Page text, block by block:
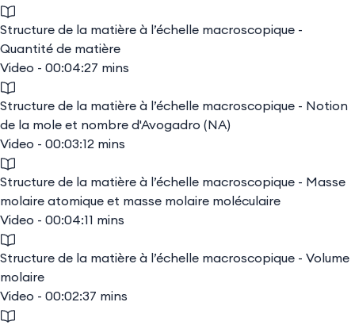
Structure de la matière à l’échelle macroscopique -
Quantité de matière
Video - 00:04:27 mins
Structure de la matière à l’échelle macroscopique - Notion
de la mole et nombre d'Avogadro (NA)
Video - 00:03:12 mins
Structure de la matière à l’échelle macroscopique - Masse
molaire atomique et masse molaire moléculaire
Video - 00:04:11 mins
Structure de la matière à l’échelle macroscopique - Volume
molaire
Video - 00:02:37 mins